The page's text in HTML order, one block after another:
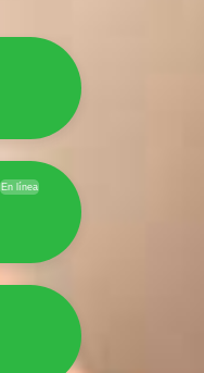
En línea